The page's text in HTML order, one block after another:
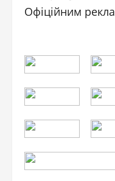
Офіційним